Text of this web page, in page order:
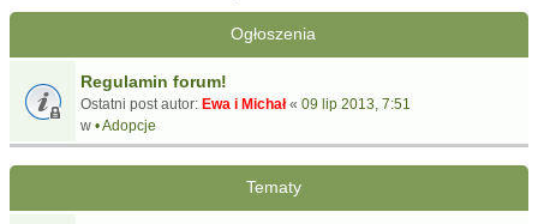
Ogłoszenia
Regulamin forum!
Ostatni post autor: Ewa i Michał« 09 lip 2013, 7:51
w • Adopcje
Tematy